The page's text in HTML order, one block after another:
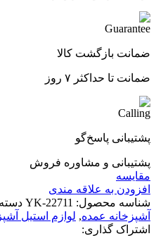
ضمانت بازگشت کالا
ضمانت تا حداکثر ۷ روز
پشتیبانی پاسخ‌گو
پشتیبانی و مشاوره فروش
مقایسه
افزودن به علاقه مندی
شناسه محصول: YK-22711
آشپزخانه عمده, لوازم استیل
اشتراک گذاری: